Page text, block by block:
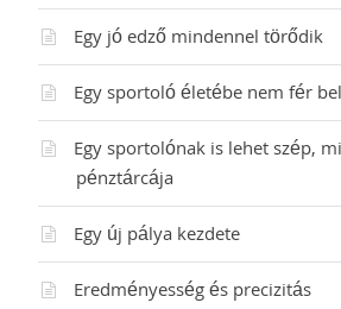
Egy jó edző mindennel törődik
Egy sportoló életébe nem fér
Egy sportolónak is lehet szép,
pénztárcája
Egy új pálya kezdete
Eredményesség és precizitás